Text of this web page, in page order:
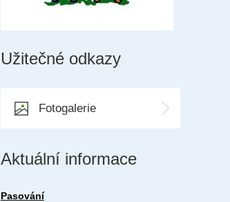
Užitečné odkazy
Fotogalerie
Aktuální informace
Pasování